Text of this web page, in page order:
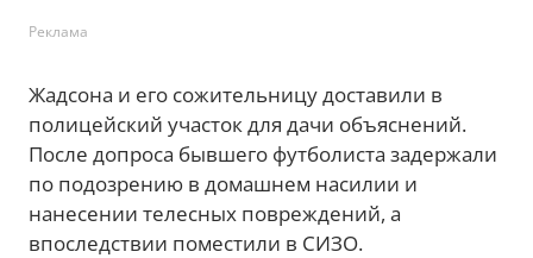
Реклама
Жадсона и его сожительницу доставили в
полицейский участок для дачи объяснений.
После допроса бывшего футболиста задержали
по подозрению в домашнем насилии и
нанесении телесных повреждений, а
впоследствии поместили в СИЗО.